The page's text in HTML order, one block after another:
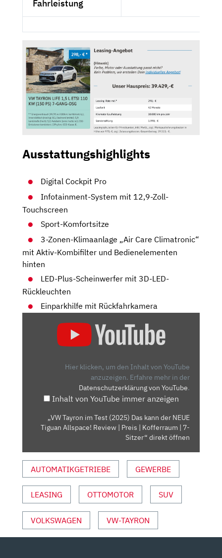
Fahrleistung
Ausstattungshighlights
Digital Cockpit Pro
Infotainment-System mit 12,9-Zoll-
Touchscreen
Sport-Komfortsitze
3-Zonen-Klimaanlage „Air Care Climatronic“
mit Aktiv-Kombifilter und Bedienelementen
hinten
LED-Plus-Scheinwerfer mit 3D-LED-
Rückleuchten
Einparkhilfe mit Rückfahrkamera
TIGUAN
|
PREIS
|
KOFFERRAUM
SITZER“
Hier klicken, um den Inhalt von YouTube
anzuzeigen. Erfahre mehr in der
Datenschutzerklärung von YouTube.
Inhalt von YouTube immer anzeigen
„VW Tayron im Test (2025) Das kann der NEUE
Tiguan Allspace! Review | Preis | Kofferraum | 7-
Sitzer“ direkt öffnen
AUTOMATIKGETRIEBE GEWERBE
LEASING OTTOMOTOR SUV
VOLKSWAGEN VW-TAYRON